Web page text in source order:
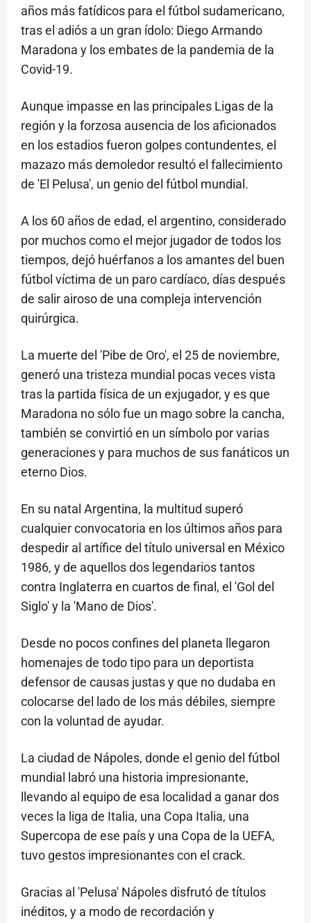
años más fatídicos para el fútbol sudamericano,
tras el adiós a un gran ídolo: Diego Armando
Maradona y los embates de la pandemia de la
Covid-19.
Aunque impasse en las principales Ligas de la
región y la forzosa ausencia de los aficionados
en los estadios fueron golpes contundentes, el
mazazo más demoledor resultó el fallecimiento
de 'El Pelusa', un genio del fútbol mundial.
A los 60 años de edad, el argentino, considerado
por muchos como el mejor jugador de todos los
tiempos, dejó huérfanos a los amantes del buen
fútbol víctima de un paro cardíaco, días después
de salir airoso de una compleja intervención
quirúrgica.
La muerte del 'Pibe de Oro', el 25 de noviembre,
generó una tristeza mundial pocas veces vista
tras la partida física de un exjugador, y es que
Maradona no sólo fue un mago sobre la cancha,
también se convirtió en un símbolo por varias
generaciones y para muchos de sus fanáticos un
eterno Dios.
En su natal Argentina, la multitud superó
cualquier convocatoria en los últimos años para
despedir al artífice del título universal en México
1986, y de aquellos dos legendarios tantos
contra Inglaterra en cuartos de final, el 'Gol del
Siglo' y la 'Mano de Dios'.
Desde no pocos confines del planeta llegaron
homenajes de todo tipo para un deportista
defensor de causas justas y que no dudaba en
colocarse del lado de los más débiles, siempre
con la voluntad de ayudar.
La ciudad de Nápoles, donde el genio del fútbol
mundial labró una historia impresionante,
llevando al equipo de esa localidad a ganar dos
veces la liga de Italia, una Copa Italia, una
Supercopa de ese país y una Copa de la UEFA,
tuvo gestos impresionantes con el crack.
Gracias al 'Pelusa' Nápoles disfrutó de títulos
inéditos, y a modo de recordación y